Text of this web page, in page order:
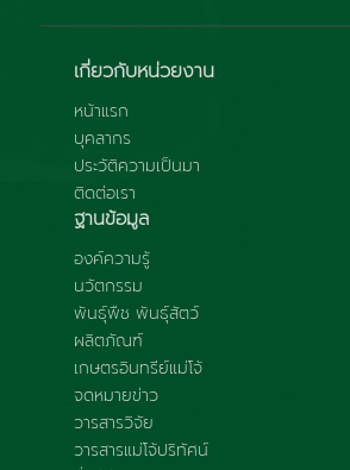
เกี่ยวกับหน่วยงาน
หน้าแรก
บุคลากร
ประวัติความเป็นมา
ติดต่อเรา
ฐานข้อมูล
องค์ความรู้
นวัตกรรม
พันธุ์พืช พันธุ์สัตว์
ผลิตภัณฑ์
เกษตรอินทรีย์แม่โจ้
จดหมายข่าว
วารสารวิจัย
วารสารแม่โจ้ปริทัศน์